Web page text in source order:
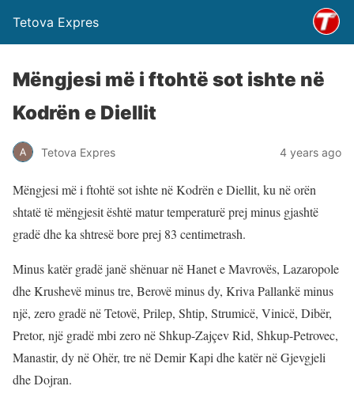
Tetova Expres
Mëngjesi më i ftohtë sot ishte në
Kodrën e Diellit
Tetova Expres 4 years ago
Mëngjesi më i ftohtë sot ishte në Kodrën e Diellit, ku në orën
shtatë të mëngjesit është matur temperaturë prej minus gjashtë
gradë dhe ka shtresë bore prej 83 centimetrash.
Minus katër gradë janë shënuar në Hanet e Mavrovës, Lazaropole
dhe Krushevë minus tre, Berovë minus dy, Kriva Pallankë minus
një, zero gradë në Tetovë, Prilep, Shtip, Strumicë, Vinicë, Dibër,
Pretor, një gradë mbi zero në Shkup-Zajçev Rid, Shkup-Petrovec,
Manastir, dy në Ohër, tre në Demir Kapi dhe katër në Gjevgjeli
dhe Dojran.